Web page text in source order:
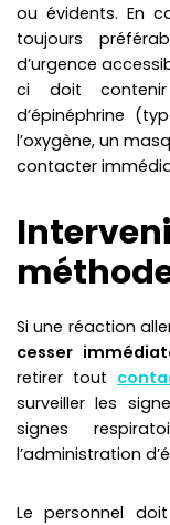
ou évidents. En
toujours
d’urgence
ci doit
d’épinéphrine
l’oxygène, un
contacter
Si une réaction
cesser
retirer tout
surveiller les
signes
l’administration
Le personnel